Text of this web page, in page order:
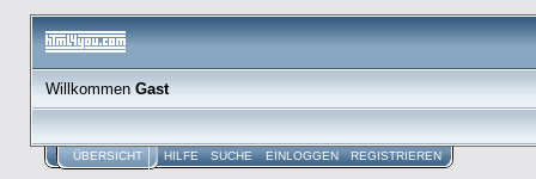
WillkommenGast
ÜBERSICHT HILFE SUCHE EINLOGGEN REGISTRIEREN